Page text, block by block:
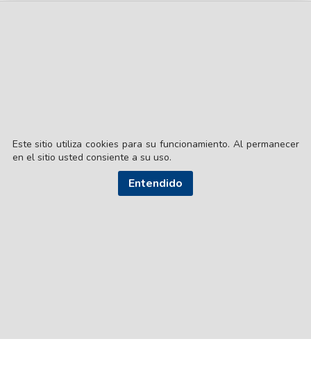
Este sitio utiliza cookies para su funcionamiento. Al permanecer
en el sitio usted consiente a su uso.
Entendido